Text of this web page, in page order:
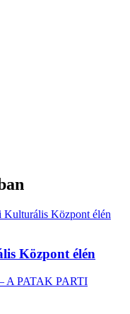
Központ élén